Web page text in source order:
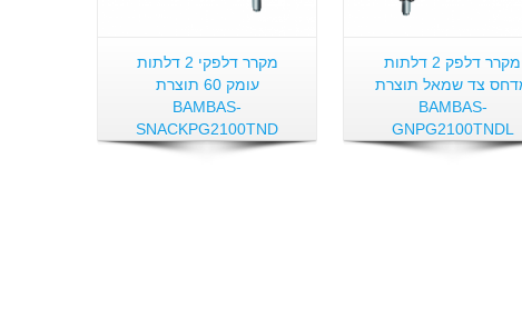
מקרר דלפקי 2 דלתות
עומק 60 תוצרת
BAMBAS-
SNACKPG2100TND
מקרר דלפק 2 דלתות
צד שמאל תוצרת
BAMBAS-
GNPG2100TNDL